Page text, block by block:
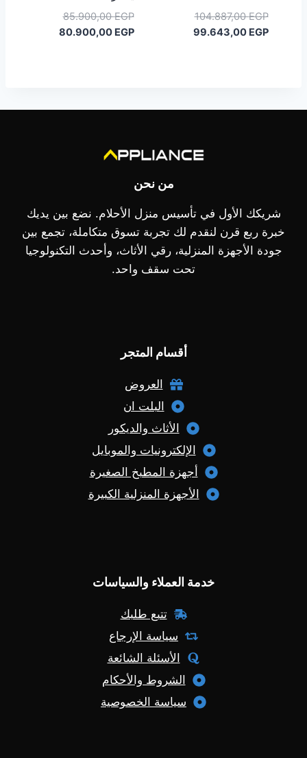
104.887,00EGP
السعر
الأصلي99.643,00 EGP
السعر
85.900,00EGP
السعر
الأصلي80.900,00 EGP
السعر
من نحن
شريكك الأول في تأسيس منزل الأحلام. نضع بين يديك
خبرة ربع قرن لنقدم لك تجربة تسوق متكاملة، تجمع بين
جودة الأجهزة المنزلية، رقي الأثاث، وأحدث التكنولوجيا
تحت سقف واحد.
أقسام المتجر
العروض
البلت ان
الأثاث والديكور
الإلكترونيات والموبايل
أجهزة المطبخ الصغيرة
الأجهزة المنزلية الكبيرة
خدمة العملاء والسياسات
تتبع طلبك
سياسة الإرجاع
الأسئلة الشائعة
الشروط والأحكام
سياسة الخصوصية